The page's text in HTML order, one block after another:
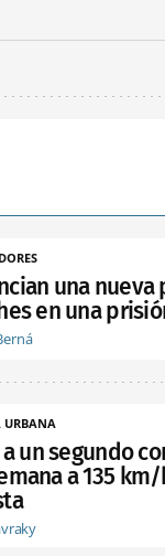
una nueva
en una
URBANA
un segundo
a 135